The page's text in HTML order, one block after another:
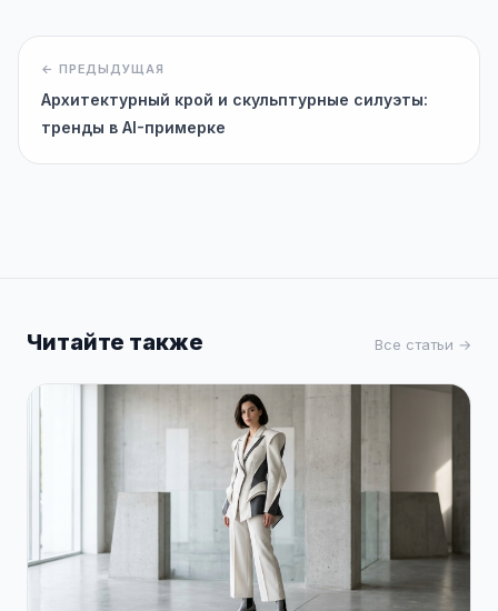
← ПРЕДЫДУЩАЯ
Архитектурный крой и скульптурные силуэты:
тренды в AI-примерке
Читайте также Все статьи →